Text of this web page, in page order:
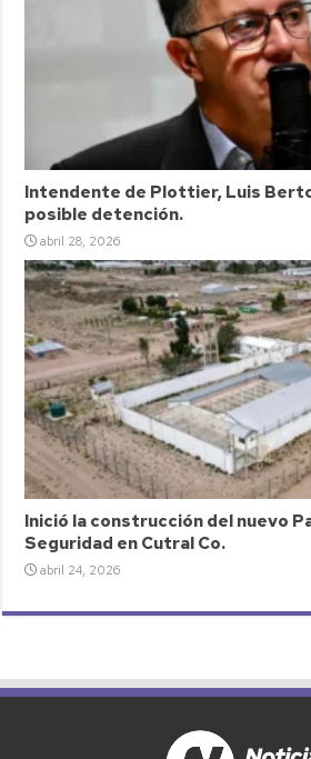
Intendente de Plottier, Luis
posible detención.
abril 28, 2026
Inició la construcción del nuevo
Seguridad en Cutral Co.
abril 24, 2026